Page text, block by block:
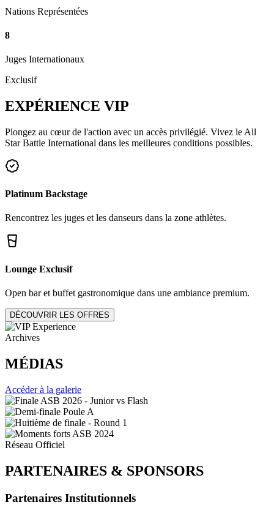
Nations Représentées
8
Juges Internationaux
Exclusif
EXPÉRIENCE VIP
Plongez au cœur de l'action avec un accès privilégié. Vivez le All
Star Battle International dans les meilleures conditions possibles.
Platinum Backstage
Rencontrez les juges et les danseurs dans la zone athlètes.
Lounge Exclusif
Open bar et buffet gastronomique dans une ambiance premium.
DÉCOUVRIR LES OFFRES
Archives
MÉDIAS
Accéder à la galerie
Réseau Officiel
PARTENAIRES & SPONSORS
Partenaires Institutionnels